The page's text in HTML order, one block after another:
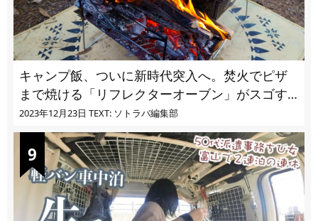
キャンプ飯、ついに新時代突入へ。焚火でピザ
まで焼ける「リフレクターオーブン」がスゴす
ぎる
2023年12月23日 TEXT: ソトラバ編集部